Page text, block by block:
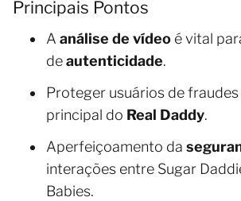
Principais Pontos
A análise de vídeo é vital
deautenticidade.
Proteger usuários de
principal do Real Daddy.
Aperfeiçoamento da
interações entre Sugar
Babies.